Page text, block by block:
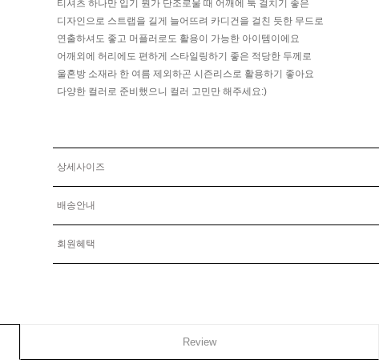
티셔츠 하나만 입기 뭔가 단조로울 때 어깨에 툭 걸치기 좋은
디자인으로 스트랩을 길게 늘어뜨려 카디건을 걸친 듯한 무드로
연출하셔도 좋고 머플러로도 활용이 가능한 아이템이에요
어깨외에 허리에도 편하게 스타일링하기 좋은 적당한 두께로
울혼방 소재라 한 여름 제외하곤 시즌리스로 활용하기 좋아요
다양한 컬러로 준비했으니 컬러 고민만 해주세요:)
상세사이즈
배송안내
회원혜택
Review